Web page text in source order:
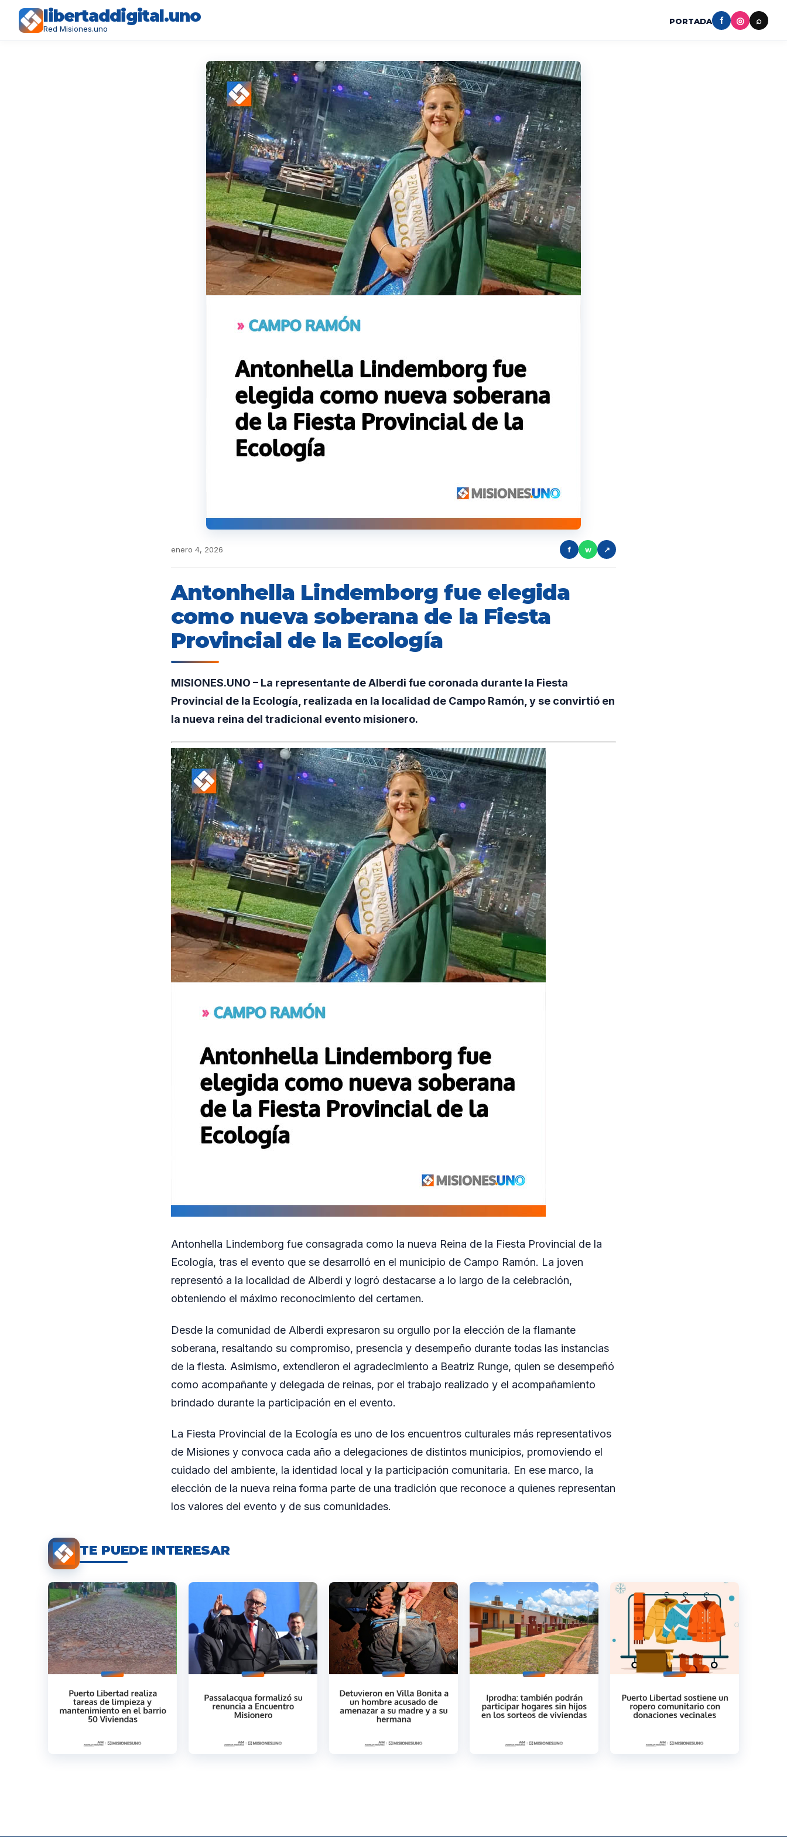
libertaddigital.uno
Red Misiones.uno
PORTADA f ◎ ⌕
enero 4, 2026 f w ↗
Antonhella Lindemborg fue elegida
como nueva soberana de la Fiesta
Provincial de la Ecología
MISIONES.UNO – La representante de Alberdi fue coronada durante la Fiesta
Provincial de la Ecología, realizada en la localidad de Campo Ramón, y se convirtió en
la nueva reina del tradicional evento misionero.
Antonhella Lindemborg fue consagrada como la nueva Reina de la Fiesta Provincial de la
Ecología, tras el evento que se desarrolló en el municipio de Campo Ramón. La joven
representó a la localidad de Alberdi y logró destacarse a lo largo de la celebración,
obteniendo el máximo reconocimiento del certamen.
Desde la comunidad de Alberdi expresaron su orgullo por la elección de la flamante
soberana, resaltando su compromiso, presencia y desempeño durante todas las instancias
de la fiesta. Asimismo, extendieron el agradecimiento a Beatriz Runge, quien se desempeñó
como acompañante y delegada de reinas, por el trabajo realizado y el acompañamiento
brindado durante la participación en el evento.
La Fiesta Provincial de la Ecología es uno de los encuentros culturales más representativos
de Misiones y convoca cada año a delegaciones de distintos municipios, promoviendo el
cuidado del ambiente, la identidad local y la participación comunitaria. En ese marco, la
elección de la nueva reina forma parte de una tradición que reconoce a quienes representan
los valores del evento y de sus comunidades.
TE PUEDE INTERESAR